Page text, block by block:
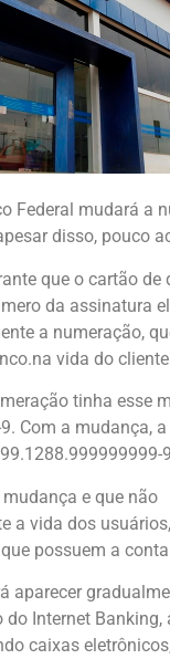
Federal mudará a
disso, pouco
que o cartão de
da assinatura
a numeração,
vida do
tinha esse
Com a mudança,
e que não
a vida dos
possuem a
aparecer
do Internet Banking,
caixas